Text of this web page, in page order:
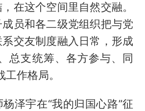
在这个空间里自然交融。
员和各二级党组织把与党
交友制度融入日常，形成
总支统筹、各方参与、同
工作格局。
泽宇在“我的归国心路”征